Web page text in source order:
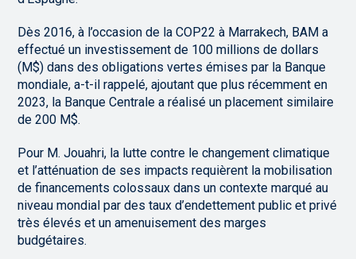
Dès 2016, à l’occasion de la COP22 à Marrakech, BAM a
effectué un investissement de 100 millions de dollars
(M$) dans des obligations vertes émises par la Banque
mondiale, a-t-il rappelé, ajoutant que plus récemment en
2023, la Banque Centrale a réalisé un placement similaire
de 200 M$.
Pour M. Jouahri, la lutte contre le changement climatique
et l’atténuation de ses impacts requièrent la mobilisation
de financements colossaux dans un contexte marqué au
niveau mondial par des taux d’endettement public et privé
très élevés et un amenuisement des marges
budgétaires.